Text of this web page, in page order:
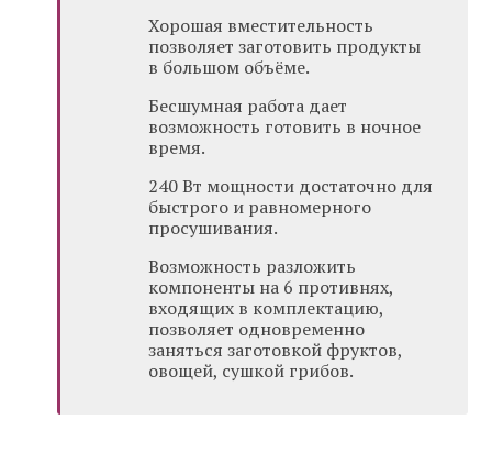
Хорошая вместительность
позволяет заготовить продукты
в большом объёме.
Бесшумная работа дает
возможность готовить в ночное
время.
240 Вт мощности достаточно для
быстрого и равномерного
просушивания.
Возможность разложить
компоненты на 6 противнях,
входящих в комплектацию,
позволяет одновременно
заняться заготовкой фруктов,
овощей, сушкой грибов.